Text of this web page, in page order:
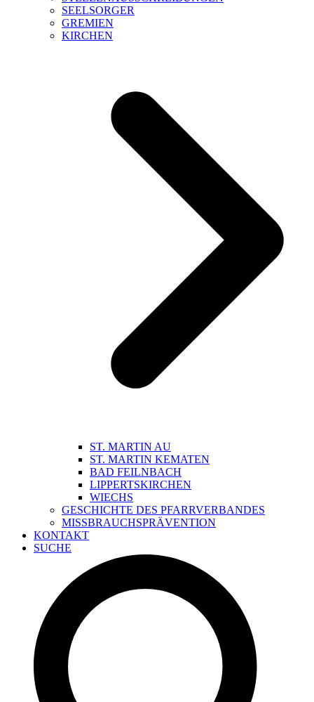
SEELSORGER
GREMIEN
KIRCHEN
ST. MARTIN AU
ST. MARTIN KEMATEN
BAD FEILNBACH
LIPPERTSKIRCHEN
WIECHS
GESCHICHTE DES PFARRVERBANDES
MISSBRAUCHSPRÄVENTION
KONTAKT
SUCHE